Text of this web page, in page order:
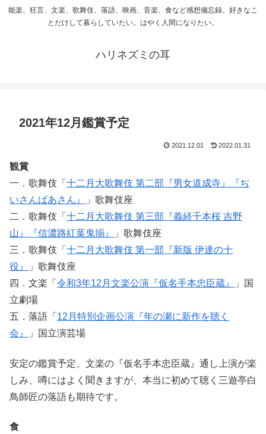
能楽、狂言、文楽、歌舞伎、落語、映画、音楽、食など感想備忘録。好きなこ
とだけして暮らしていたい。はやく人間になりたい。
ハリネズミの耳
2021年12月鑑賞予定
2021.12.01 2022.01.31
観賞
一．歌舞伎「 十二月大歌舞伎 第二部『男女道成寺』『ぢ
いさんばあさん』
」歌舞伎座
二．歌舞伎「 十二月大歌舞伎 第三部『義経千本桜 吉野
山』『信濃路紅葉鬼揃』
」歌舞伎座
三．歌舞伎「 十二月大歌舞伎 第一部『新版 伊達の十
役』
」歌舞伎座
四．文楽「 令和3年12月文楽公演『仮名手本忠臣蔵』
」国
立劇場
五．落語「 12月特別企画公演『年の瀬に新作を聴く
会』
」国立演芸場
安定の鑑賞予定、文楽の『仮名手本忠臣蔵』通し上演が楽
しみ、噂にはよく聞きますが、本当に初めて聴く三遊亭白
鳥師匠の落語も期待です。
食